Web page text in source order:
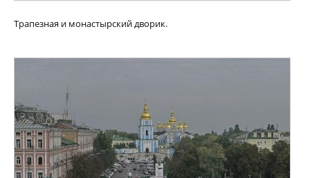
Трапезная и монастырский дворик.